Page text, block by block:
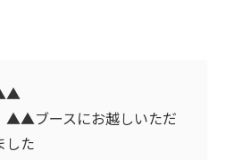
ブースにお越しいただ
した